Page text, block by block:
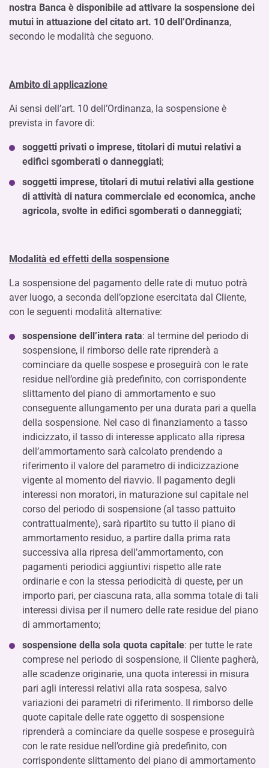
nostra Banca è disponibile ad attivare la sospensione dei
mutui in attuazione del citato art. 10 dell’Ordinanza,
secondo le modalità che seguono.
Ambito di applicazione
Ai sensi dell’art. 10 dell’Ordinanza, la sospensione è
prevista in favore di:
soggetti privati o imprese, titolari di mutui relativi a
edifici sgomberati o danneggiati;
soggetti imprese, titolari di mutui relativi alla gestione
di attività di natura commerciale ed economica, anche
agricola, svolte in edifici sgomberati o danneggiati;
Modalità ed effetti della sospensione
La sospensione del pagamento delle rate di mutuo potrà
aver luogo, a seconda dell’opzione esercitata dal Cliente,
con le seguenti modalità alternative:
sospensione dell’intera rata: al termine del periodo di
sospensione, il rimborso delle rate riprenderà a
cominciare da quelle sospese e proseguirà con le rate
residue nell’ordine già predefinito, con corrispondente
slittamento del piano di ammortamento e suo
conseguente allungamento per una durata pari a quella
della sospensione. Nel caso di finanziamento a tasso
indicizzato, il tasso di interesse applicato alla ripresa
dell’ammortamento sarà calcolato prendendo a
riferimento il valore del parametro di indicizzazione
vigente al momento del riavvio. Il pagamento degli
interessi non moratori, in maturazione sul capitale nel
corso del periodo di sospensione (al tasso pattuito
contrattualmente), sarà ripartito su tutto il piano di
ammortamento residuo, a partire dalla prima rata
successiva alla ripresa dell’ammortamento, con
pagamenti periodici aggiuntivi rispetto alle rate
ordinarie e con la stessa periodicità di queste, per un
importo pari, per ciascuna rata, alla somma totale di tali
interessi divisa per il numero delle rate residue del piano
di ammortamento;
sospensione della sola quota capitale: per tutte le rate
comprese nel periodo di sospensione, il Cliente pagherà,
alle scadenze originarie, una quota interessi in misura
pari agli interessi relativi alla rata sospesa, salvo
variazioni dei parametri di riferimento. Il rimborso delle
quote capitale delle rate oggetto di sospensione
riprenderà a cominciare da quelle sospese e proseguirà
con le rate residue nell’ordine già predefinito, con
corrispondente slittamento del piano di ammortamento